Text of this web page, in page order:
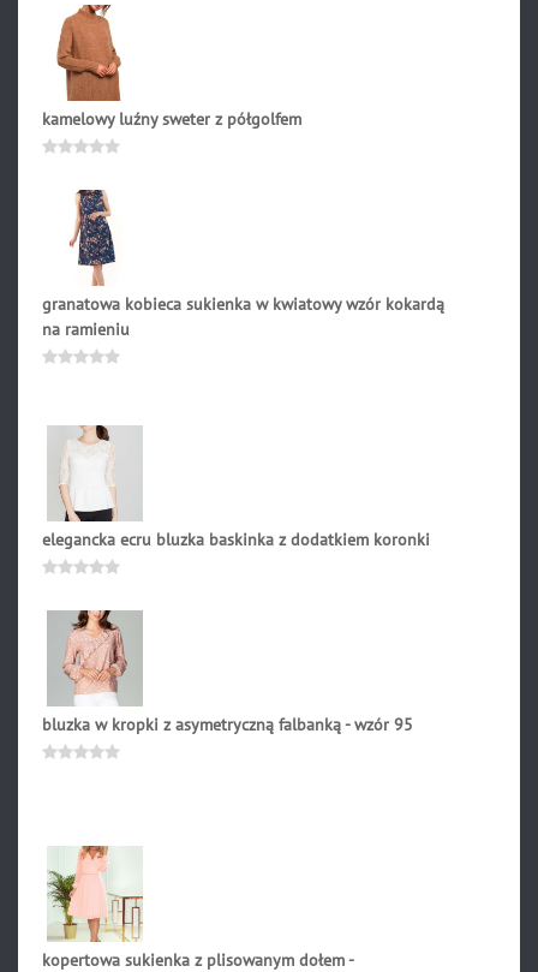
kamelowy luźny sweter z półgolfem
granatowa kobieca sukienka w kwiatowy wzór kokardą
na ramieniu
elegancka ecru bluzka baskinka z dodatkiem koronki
0
bluzka w kropki z asymetryczną falbanką - wzór 95
kopertowa sukienka z plisowanym dołem -